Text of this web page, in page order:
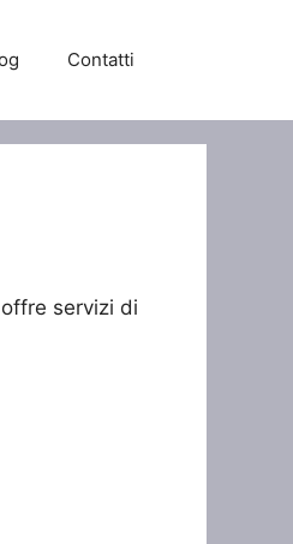
Contatti
servizi di